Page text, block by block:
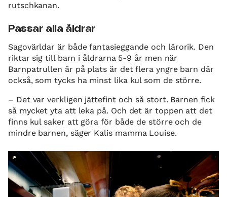
rutschkanan.
Passar alla åldrar
Sagovärldar är både fantasieggande och lärorik. Den
riktar sig till barn i åldrarna 5-9 år men när
Barnpatrullen är på plats är det flera yngre barn där
också, som tycks ha minst lika kul som de större.
– Det var verkligen jättefint och så stort. Barnen fick
så mycket yta att leka på. Och det är toppen att det
finns kul saker att göra för både de större och de
mindre barnen, säger Kalis mamma Louise.